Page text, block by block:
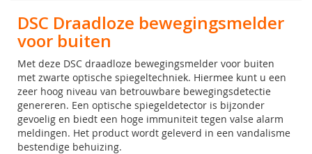
DSC Draadloze bewegingsmelder
voor buiten
Met deze DSC draadloze bewegingsmelder voor buiten
met zwarte optische spiegeltechniek. Hiermee kunt u een
zeer hoog niveau van betrouwbare bewegingsdetectie
genereren. Een optische spiegeldetector is bijzonder
gevoelig en biedt een hoge immuniteit tegen valse alarm
meldingen. Het product wordt geleverd in een vandalisme
bestendige behuizing.